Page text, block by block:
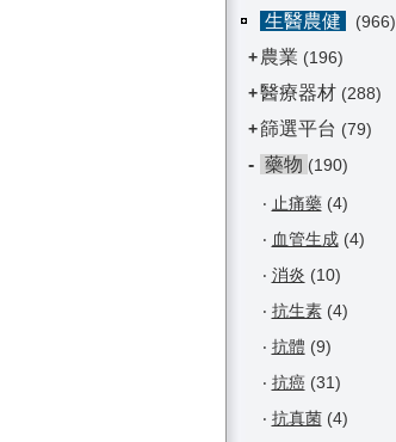
生醫農健
(966)
+ 農業 (196)
+醫療器材 (288)
+篩選平台 (79)
- 藥物 (190)
‧ 止痛藥(4)
‧ 血管生成(4)
‧ 消炎 (10)
‧ 抗生素(4)
‧ 抗體 (9)
‧ 抗癌 (31)
‧ 抗真菌(4)